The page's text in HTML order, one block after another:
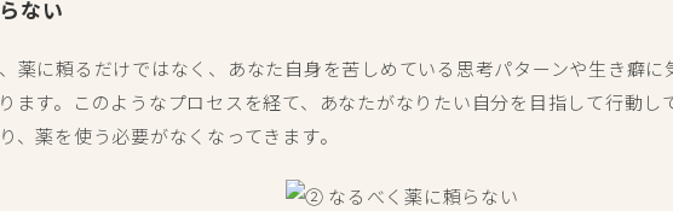
ない
薬に頼るだけではなく、あなた自身を苦しめている思考パターンや生き癖に
ます。このようなプロセスを経て、あなたがなりたい自分を目指して行動し
、薬を使う必要がなくなってきます。